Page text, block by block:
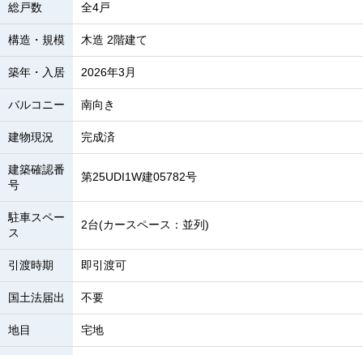
総戸数 全4戸
構造・規模 木造 2階建て
築年・入居 2026年3月
バルコニー 南向き
建物現況 完成済
建築確認番
号
第25UDI1W建05782号
駐車スペー
ス
2台(カースペース：並列)
引渡時期 即引渡可
国土法届出 不要
地目 宅地